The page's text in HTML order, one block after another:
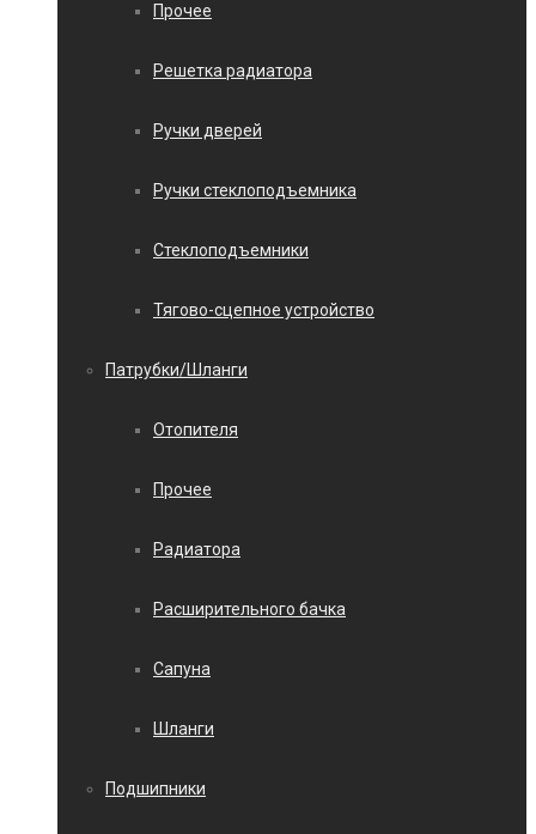
Прочее
Решетка радиатора
Ручки дверей
Ручки стеклоподъемника
Стеклоподъемники
Тягово-сцепное устройство
Патрубки/Шланги
Отопителя
Прочее
Радиатора
Расширительного бачка
Сапуна
Шланги
Подшипники